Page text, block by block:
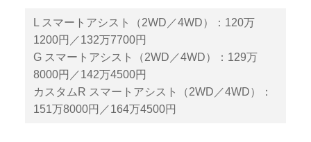
L スマートアシスト（2WD／4WD）：120万
1200円／132万7700円
G スマートアシスト（2WD／4WD）：129万
8000円／142万4500円
カスタムR スマートアシスト（2WD／4WD）：
151万8000円／164万4500円